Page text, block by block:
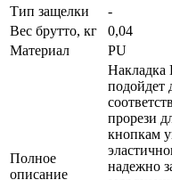
Тип защелки
-
Вес брутто, кг
0,04
Материал
PU
Полное
описание
Накладка
подойдет
прорези
кнопкам
надежно